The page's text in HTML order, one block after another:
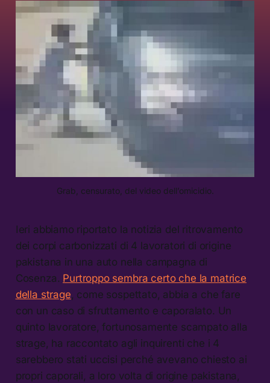
Grab, censurato, del video dell’omicidio.
Ieri abbiamo riportato la notizia del ritrovamento
dei corpi carbonizzati di 4 lavoratori di origine
pakistana in una auto nella campagna di
Cosenza. Purtroppo sembra certo che la matrice
della strage, come sospettato, abbia a che fare
con un caso di sfruttamento e caporalato. Un
quinto lavoratore, fortunosamente scampato alla
strage, ha raccontato agli inquirenti che i 4
sarebbero stati uccisi perché avevano chiesto ai
propri caporali, a loro volta di origine pakistana,